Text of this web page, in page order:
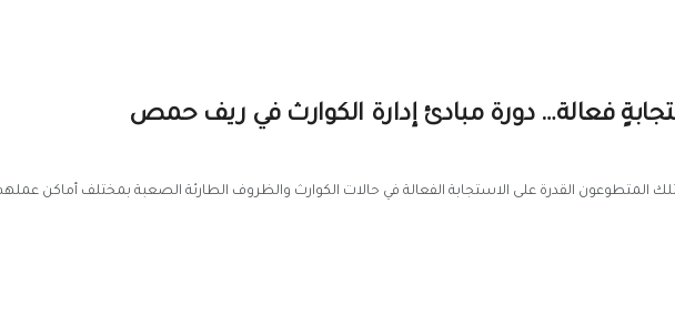
فعالة… دورة مبادئ إدارة الكوارث في ريف حمص
المتطوعون القدرة على الاستجابة الفعالة في حالات الكوارث والظروف الطارئة الصعبة بمختلف أماكن